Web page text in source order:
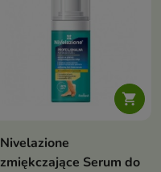

Nivelazione
zmiękczające Serum do